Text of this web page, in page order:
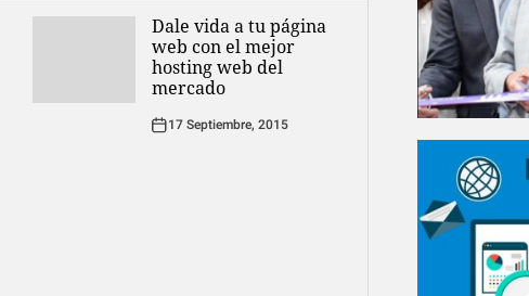
Dale vida a tu página
web con el mejor
hosting web del
mercado
17 Septiembre, 2015